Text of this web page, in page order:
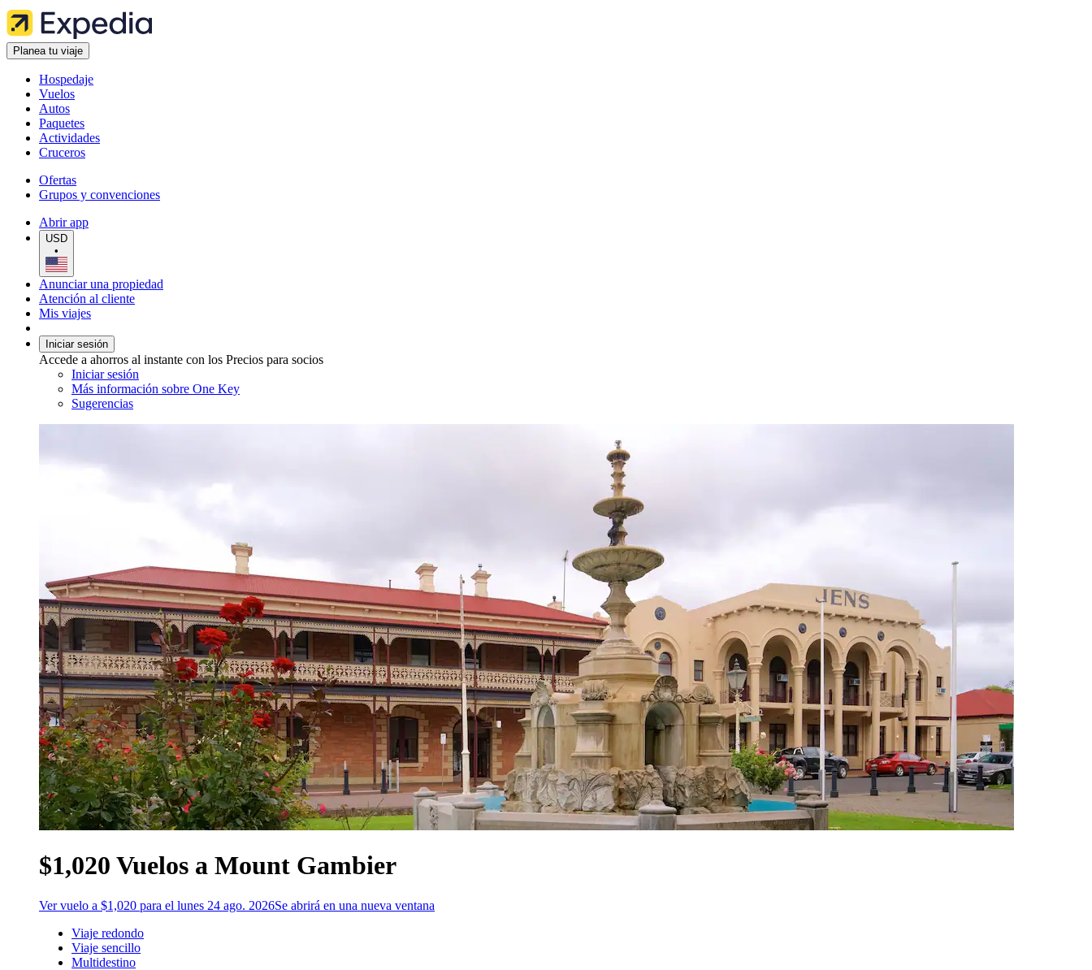
Planea tu viaje
Hospedaje
Vuelos
Autos
Paquetes
Actividades
Cruceros
Ofertas
Grupos y convenciones
Abrir app
USD
•
Anunciar una propiedad
Atención al cliente
Mis viajes
Iniciar sesión
Accede a ahorros al instante con los Precios para socios
Iniciar sesión
Más información sobre One Key
Sugerencias
$1,020 Vuelos a Mount Gambier
Ver vuelo a $1,020 para el lunes 24 ago. 2026Se abrirá en una nueva ventana
Viaje redondo
Viaje sencillo
Multidestino